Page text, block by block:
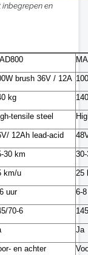
inbegrepen en
brush 36V / 12A
kg
tensile steel
12Ah lead-acid
30 km
km/u 25
uur 6-
70-6
Ja
en achter